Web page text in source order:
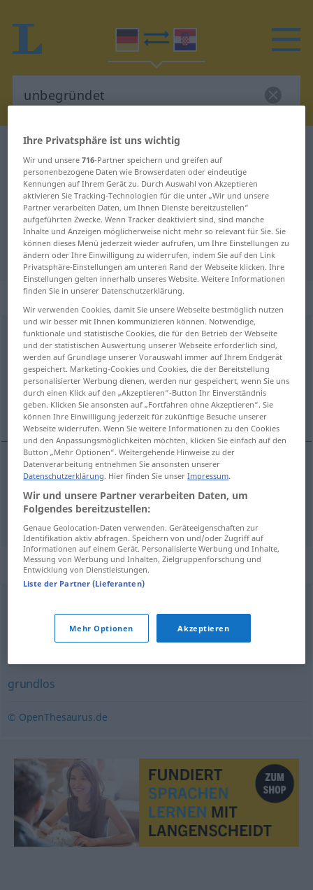
Deutsch-Kroatisch Wörterbuch
Deutsch-Kroatisch Übersetzung für
"unbegründet"
"unbegründet" Kroatisch
Übersetzung
„unbegründet“: Adjektiv
unbegründetadj
Übersicht aller Übersetzungen
(Für mehr Details die Übersetzung anklicken/antippen)
neopravdan, bezrazložan, neosnovan
neopravdan,bezrazložan unbegründet
neosnovan unbegründetVerdacht
Synonyme für "unbegründet"
fragwürdig,haltlos
grundlos
© OpenThesaurus.de
Ihre Privatsphäre ist uns wichtig
Wir und unsere716-Partner speichern und greifen auf
personenbezogene Daten wie Browserdaten oder eindeutige
Kennungen auf Ihrem Gerät zu. Durch Auswahl von Akzeptieren
aktivieren Sie Tracking-Technologien für die unter „Wir und unsere
Partner verarbeiten Daten, um Ihnen Dienste bereitzustellen“
aufgeführten Zwecke. Wenn Tracker deaktiviert sind, sind manche
Inhalte und Anzeigen möglicherweise nicht mehr so relevant für Sie. Sie
können dieses Menü jederzeit wieder aufrufen, um Ihre Einstellungen zu
ändern oder Ihre Einwilligung zu widerrufen, indem Sie auf den Link
Privatsphäre-Einstellungen am unteren Rand der Webseite klicken. Ihre
Einstellungen gelten innerhalb unseres Website. Weitere Informationen
finden Sie in unserer Datenschutzerklärung.
Wir verwenden Cookies, damit Sie unsere Webseite bestmöglich nutzen
und wir besser mit Ihnen kommunizieren können. Notwendige,
funktionale und statistische Cookies, die für den Betrieb der Webseite
und der statistischen Auswertung unserer Webseite erforderlich sind,
werden auf Grundlage unserer Vorauswahl immer auf Ihrem Endgerät
gespeichert. Marketing-Cookies und Cookies, die der Bereitstellung
personalisierter Werbung dienen, werden nur gespeichert, wenn Sie uns
durch einen Klick auf den „Akzeptieren“-Button Ihr Einverständnis
geben. Klicken Sie ansonsten auf „Fortfahren ohne Akzeptieren“. Sie
können Ihre Einwilligung jederzeit für zukünftige Besuche unserer
Webseite widerrufen. Wenn Sie weitere Informationen zu den Cookies
und den Anpassungsmöglichkeiten möchten, klicken Sie einfach auf den
Button „Mehr Optionen“. Weitergehende Hinweise zu der
Datenverarbeitung entnehmen Sie ansonsten unserer
Datenschutzerklärung. Hier finden Sie unserImpressum.
Wir und unsere Partner verarbeiten Daten, um
Folgendes bereitzustellen:
Genaue Geolocation-Daten verwenden. Geräteeigenschaften zur
Identifikation aktiv abfragen. Speichern von und/oder Zugriff auf
Informationen auf einem Gerät. Personalisierte Werbung und Inhalte,
Messung von Werbung und Inhalten, Zielgruppenforschung und
Entwicklung von Dienstleistungen.
Liste der Partner (Lieferanten)
Mehr Optionen Akzeptieren